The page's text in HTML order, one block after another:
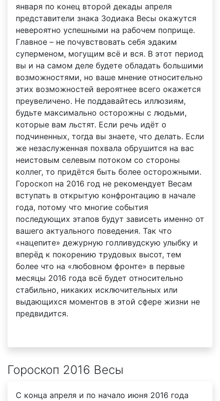
января по конец второй декады апреля
представители знака Зодиака Весы окажутся
невероятно успешными на рабочем поприще.
Главное – не почувствовать себя эдаким
суперменом, могущим всё и вся. В этот период
вы и на самом деле будете обладать большими
возможностями, но ваше мнение относительно
этих возможностей вероятнее всего окажется
преувеличено. Не поддавайтесь иллюзиям,
будьте максимально осторожны с людьми,
которые вам льстят. Если речь идёт о
подчиненных, тогда вы знаете, что делать. Если
же незаслуженная похвала обрушится на вас
неистовым селевым потоком со стороны
коллег, то придётся быть более осторожными.
Гороскоп на 2016 год не рекомендует Весам
вступать в открытую конфронтацию в начале
года, потому что многие события
последующих этапов будут зависеть именно от
вашего актуального поведения. Так что
«нацепите» дежурную голливудскую улыбку и
вперёд к покорению трудовых высот, тем
более что на «любовном фронте» в первые
месяцы 2016 года всё будет относительно
стабильно, никаких исключительных или
выдающихся моментов в этой сфере жизни не
предвидится.
Гороскоп 2016 Весы
С конца апреля и по начало июня 2016 года